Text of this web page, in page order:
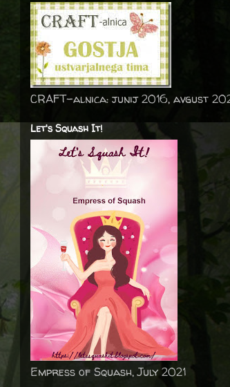
CRAFT-alnica: junij 2016, avgust
Let's Squash It!
Empress of Squash, July 2021